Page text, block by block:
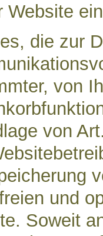
Website
die zur
von
von
und
Soweit